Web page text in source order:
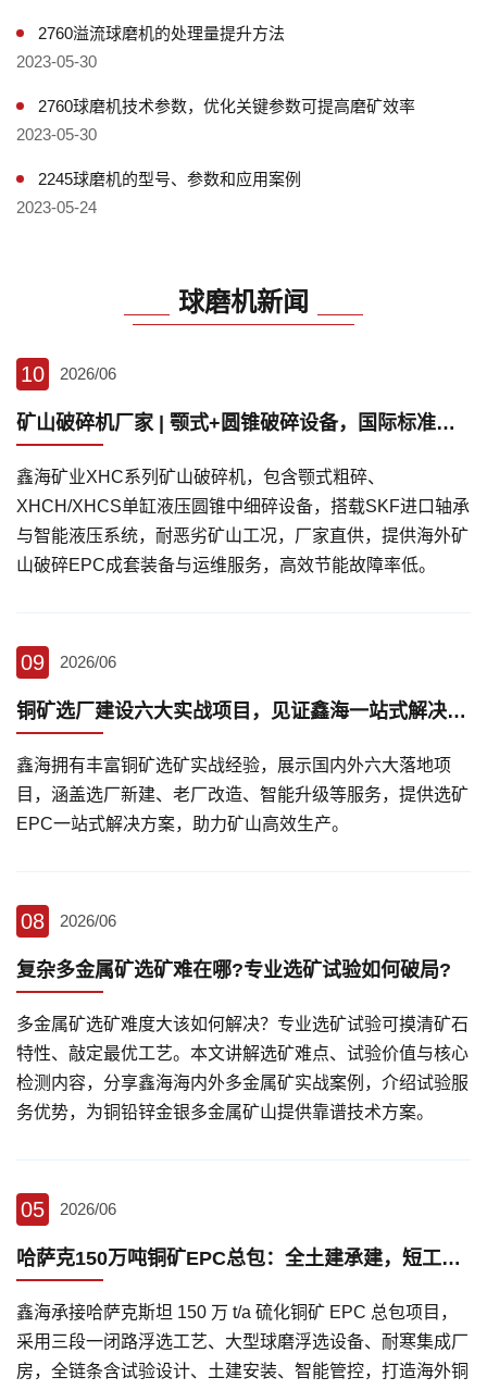
2760溢流球磨机的处理量提升方法
2023-05-30
2760球磨机技术参数，优化关键参数可提高磨矿效率
2023-05-30
2245球磨机的型号、参数和应用案例
2023-05-24
球磨机新闻
10 2026/06
矿山破碎机厂家 | 颚式+圆锥破碎设备，国际标准破碎装备
鑫海矿业XHC系列矿山破碎机，包含颚式粗碎、
XHCH/XHCS单缸液压圆锥中细碎设备，搭载SKF进口轴承
与智能液压系统，耐恶劣矿山工况，厂家直供，提供海外矿
山破碎EPC成套装备与运维服务，高效节能故障率低。
09 2026/06
铜矿选厂建设六大实战项目，见证鑫海一站式解决方案实力
鑫海拥有丰富铜矿选矿实战经验，展示国内外六大落地项
目，涵盖选厂新建、老厂改造、智能升级等服务，提供选矿
EPC一站式解决方案，助力矿山高效生产。
08 2026/06
复杂多金属矿选矿难在哪?专业选矿试验如何破局?
多金属矿选矿难度大该如何解决？专业选矿试验可摸清矿石
特性、敲定最优工艺。本文讲解选矿难点、试验价值与核心
检测内容，分享鑫海海内外多金属矿实战案例，介绍试验服
务优势，为铜铅锌金银多金属矿山提供靠谱技术方案。
05 2026/06
哈萨克150万吨铜矿EPC总包：全土建承建，短工期落地海外矿山
鑫海承接哈萨克斯坦 150 万 t/a 硫化铜矿 EPC 总包项目，
采用三段一闭路浮选工艺、大型球磨浮选设备、耐寒集成厂
房，全链条含试验设计、土建安装、智能管控，打造海外铜